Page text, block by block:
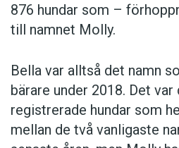
876 hundar som –
till namnet Molly.
Bella var alltså det namn
bärare under 2018. Det var
registrerade hundar som
mellan de två vanligaste